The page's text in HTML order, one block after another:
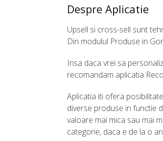
Despre Aplicatie
Upsell si cross-sell sunt
Din modulul Produse in
Insa daca vrei sa
recomandam aplicatia
Aplicatia iti ofera
diverse produse in functie
valoare mai mica sau mai
categorie, daca e de la o